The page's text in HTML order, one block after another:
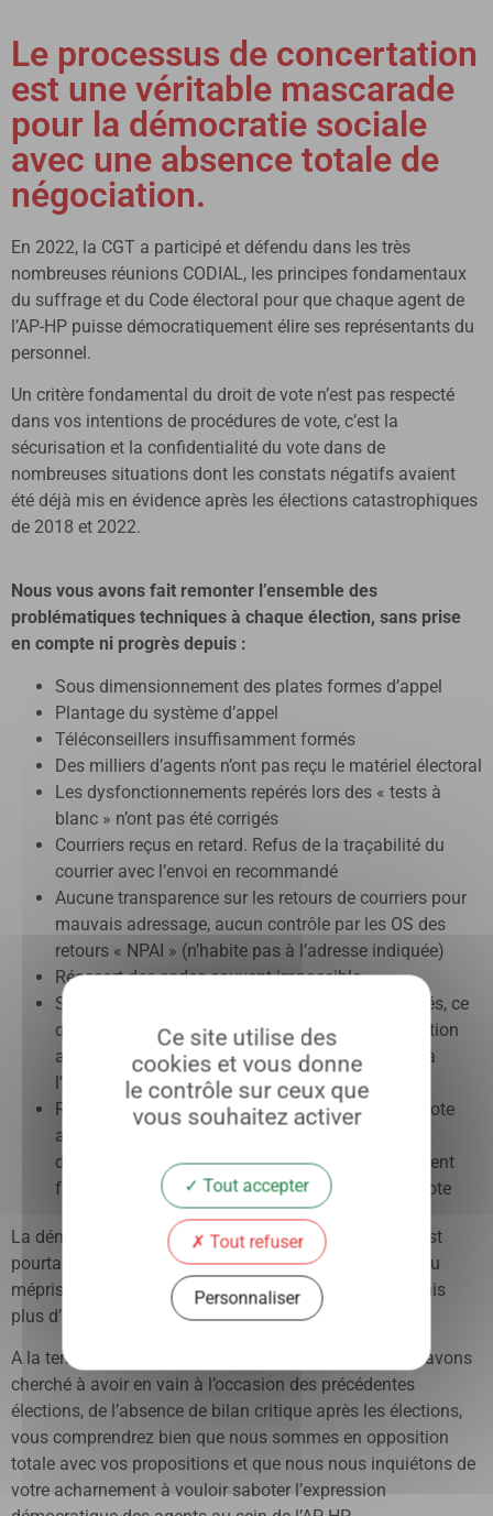
Le processus de concertation
est une véritable mascarade
pour la démocratie sociale
avec une absence totale de
négociation.
En 2022, la CGT a participé et défendu dans les très
nombreuses réunions CODIAL, les principes fondamentaux
du suffrage et du Code électoral pour que chaque agent de
l’AP-HP puisse démocratiquement élire ses représentants du
personnel.
Un critère fondamental du droit de vote n’est pas respecté
dans vos intentions de procédures de vote, c’est la
sécurisation et la confidentialité du vote dans de
nombreuses situations dont les constats négatifs avaient
été déjà mis en évidence après les élections catastrophiques
de 2018 et 2022.
Nous vous avons fait remonter l’ensemble des
problématiques techniques à chaque élection, sans prise
en compte ni progrès depuis :
Sous dimensionnement des plates formes d’appel
Plantage du système d’appel
Téléconseillers insuffisamment formés
Des milliers d’agents n’ont pas reçu le matériel électoral
Les dysfonctionnements repérés lors des « tests à
blanc » n’ont pas été corrigés
Courriers reçus en retard. Refus de la traçabilité du
courrier avec l’envoi en recommandé
Aucune transparence sur les retours de courriers pour
mauvais adressage, aucun contrôle par les OS des
retours « NPAI » (n’habite pas à l’adresse indiquée)
Réassort des codes souvent impossible
Seulement 4 jours de vote au lieu des 7 demandés, ce
qui permettrait une augmentation de la participation
alors que les horaires atypiques se généralisent à
l’APHP
Réduction des horaires d’ouverture des lieux de vote
alors que de nombreux agents éprouvent des
difficultés avec l’outil informatique, particulièrement
face à ce mode complexe d’identification et de vote
La démocratie n’a pas de prix, mais elle a un coût ! C’est
pourtant l’obsession austéritaire qui guide vos choix, au
mépris des principes qui guident le droit électoral depuis
plus d’un siècle.
A la teneur du dialogue et des négociations que nous avons
cherché à avoir en vain à l’occasion des précédentes
élections, de l’absence de bilan critique après les élections,
vous comprendrez bien que nous sommes en opposition
totale avec vos propositions et que nous nous inquiétons de
votre acharnement à vouloir saboter l’expression
Ce site utilise des
cookies et vous donne
le contrôle sur ceux que
vous souhaitez activer
Tout accepter
Tout refuser
Personnaliser